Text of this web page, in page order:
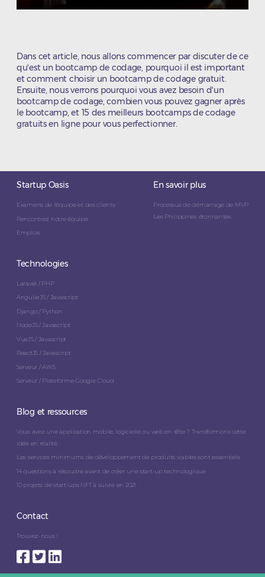
Dans cet article, nous allons commencer par discuter de ce
qu'est un bootcamp de codage, pourquoi il est important
et comment choisir un bootcamp de codage gratuit.
Ensuite, nous verrons pourquoi vous avez besoin d'un
bootcamp de codage, combien vous pouvez gagner après
le bootcamp, et 15 des meilleurs bootcamps de codage
gratuits en ligne pour vous perfectionner.
Startup Oasis
Examens de l'équipe et des clients
Rencontrez notre équipe
Emplois
En savoir plus
Processus de démarrage de MVP
Les Philippines étonnantes
Technologies
Laravel / PHP
AngularJS / Javascript
Django / Python
NodeJS / Javascript
VueJS / Javascript
ReactJS / Javascript
Serveur / AWS
Serveur / Plateforme Google Cloud
Blog et ressources
Vous avez une application mobile, logicielle ou web en tête ? Transformons cette
idée en réalité.
Les services minimums de développement de produits viables sont essentiels
14 questions à résoudre avant de créer une start-up technologique
10 projets de start-ups NFT à suivre en 2021
Contact
Trouvez-nous !